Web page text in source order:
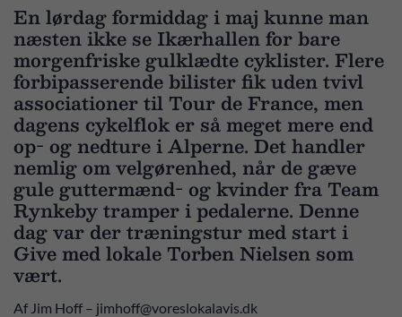
En lørdag formiddag i maj kunne man
næsten ikke se Ikærhallen for bare
morgenfriske gulklædte cyklister. Flere
forbipasserende bilister fik uden tvivl
associationer til Tour de France, men
dagens cykelflok er så meget mere end
op- og nedture i Alperne. Det handler
nemlig om velgørenhed, når de gæve
gule guttermænd- og kvinder fra Team
Rynkeby tramper i pedalerne. Denne
dag var der træningstur med start i
Give med lokale Torben Nielsen som
vært.
Af Jim Hoff – jimhoff@voreslokalavis.dk